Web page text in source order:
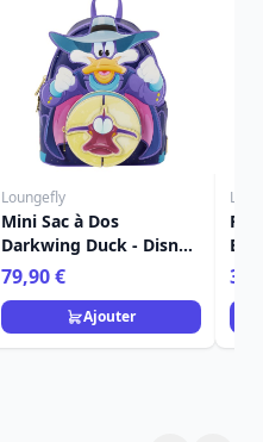
Loungefly
Mini Sac à Dos
Darkwing Duck - Disney
Loungefly
79,90 €
Ajouter